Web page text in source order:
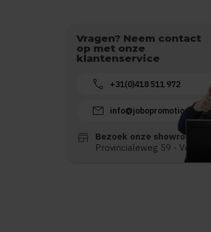
Vragen? Neem contact
op met onze
klantenservice
call +31(0)418 511 972
mail info@jobopromotions.nl
store
Bezoek onze showroom:
Provincialeweg 59 - Velddriel